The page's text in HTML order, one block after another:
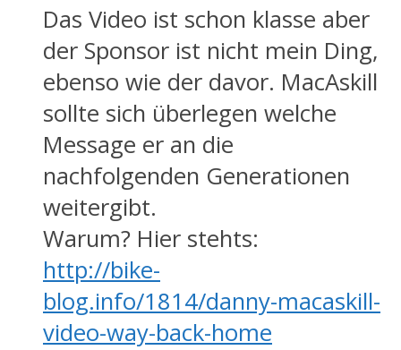
Das Video ist schon klasse aber
der Sponsor ist nicht mein Ding,
ebenso wie der davor. MacAskill
sollte sich überlegen welche
Message er an die
nachfolgenden Generationen
weitergibt.
Warum? Hier stehts:
http://bike-
blog.info/1814/danny-macaskill-
video-way-back-home